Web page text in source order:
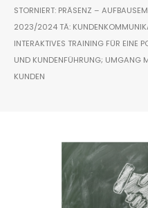
STORNIERT: PRÄSENZ –
2023/2024 TÄ:
INTERAKTIVES TRAINING FÜR EINE
UND KUNDENFÜHRUNG; UMGANG
KUNDEN